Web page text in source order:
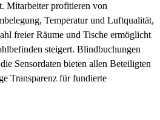
Mitarbeiter profitieren von
Temperatur und Luftqualität,
freier Räume und Tische ermöglicht
steigert. Blindbuchungen
Sensordaten bieten allen Beteiligten
Transparenz für fundierte